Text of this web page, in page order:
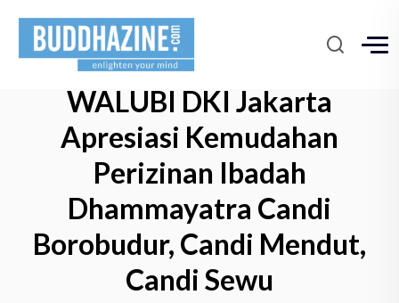
WALUBI DKI Jakarta
Apresiasi Kemudahan
Perizinan Ibadah
Dhammayatra Candi
Borobudur, Candi Mendut,
Candi Sewu